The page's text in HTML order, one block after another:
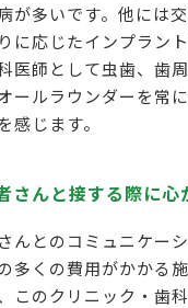
が多いです。他には
に応じたインプラン
医師として虫歯、歯
ールラウンダーを常
感じます。
さんと接する際に
んとのコミュニケー
多くの費用がかかる
このクリニック・歯